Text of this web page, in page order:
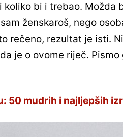
bi i trebao. Možda
ženskaroš, nego
rečeno, rezultat je isti.
je o ovome riječ.
50 mudrih i najljepših